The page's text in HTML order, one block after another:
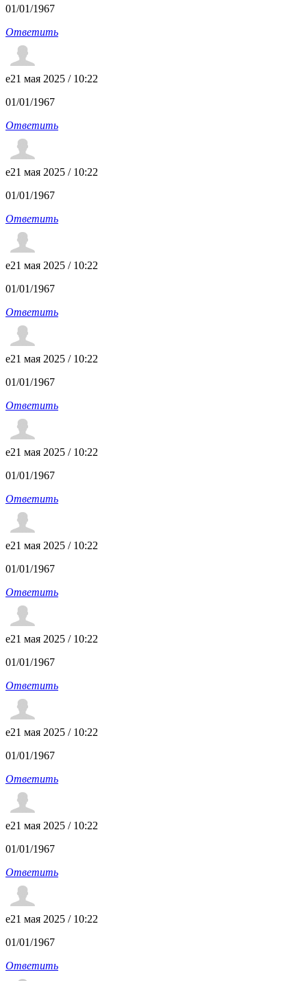
01/01/1967
Ответить
e21 мая 2025 / 10:22
01/01/1967
Ответить
e21 мая 2025 / 10:22
01/01/1967
Ответить
e21 мая 2025 / 10:22
01/01/1967
Ответить
e21 мая 2025 / 10:22
01/01/1967
Ответить
e21 мая 2025 / 10:22
01/01/1967
Ответить
e21 мая 2025 / 10:22
01/01/1967
Ответить
e21 мая 2025 / 10:22
01/01/1967
Ответить
e21 мая 2025 / 10:22
01/01/1967
Ответить
e21 мая 2025 / 10:22
01/01/1967
Ответить
e21 мая 2025 / 10:22
01/01/1967
Ответить